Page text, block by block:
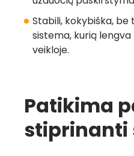
Stabili, kokybiška, be
sistema, kurią
veikloje.
Patikima
stiprinanti
Greita
=